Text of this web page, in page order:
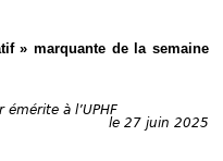
» marquante de la semaine
à l’UPHF
le 27 juin 2025